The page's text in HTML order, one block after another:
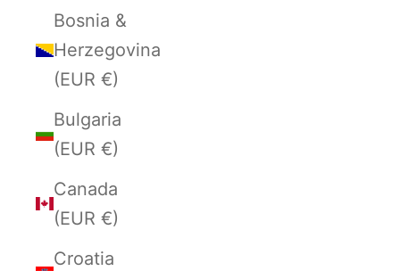
Bosnia &
Herzegovina
(EUR €)
Bulgaria
(EUR €)
Canada
(EUR €)
Croatia